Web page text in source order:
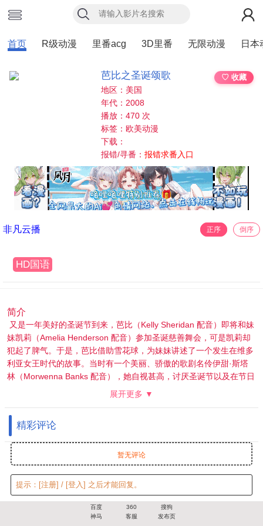
首页 R级动漫 里番acg 3D里番 无限动漫 日本
芭比之圣诞颂歌
♡ 收藏
地区：美国
年代：2008
播放：470 次
标签：欧美动漫
下载：
报错/寻番：报错求番入口
非凡云播 正序 倒序
HD国语
简介
又是一年美好的圣诞节到来，芭比（Kelly Sheridan 配音）即将和妹
妹凯莉（Amelia Henderson 配音）参加圣诞慈善舞会，可是凯莉却
犯起了脾气。于是，芭比借助雪花球，为妹妹讲述了一个发生在维多
利亚女王时代的故事。当时有一个美丽、骄傲的歌剧名伶伊甜·斯塔
林（Morwenna Banks 配音），她自视甚高，讨厌圣诞节以及在节日
期间演唱颂歌。剧团工作人员和演员们相处甚佳，但是大家都对尖刻
全部留下来排练。没有人能够说服她改变主意，这个高高在上的女王
用她的傲慢带给所有人不快。 这时，一个意外发生在了伊甜的身上，
让她冰冷的灵魂发生些许改变……
展开更多 ▼
精彩评论
暂无评论
提示： [注册] / [登入] 之后才能回复。
百度 360
搜狗
神马
客服 发布页